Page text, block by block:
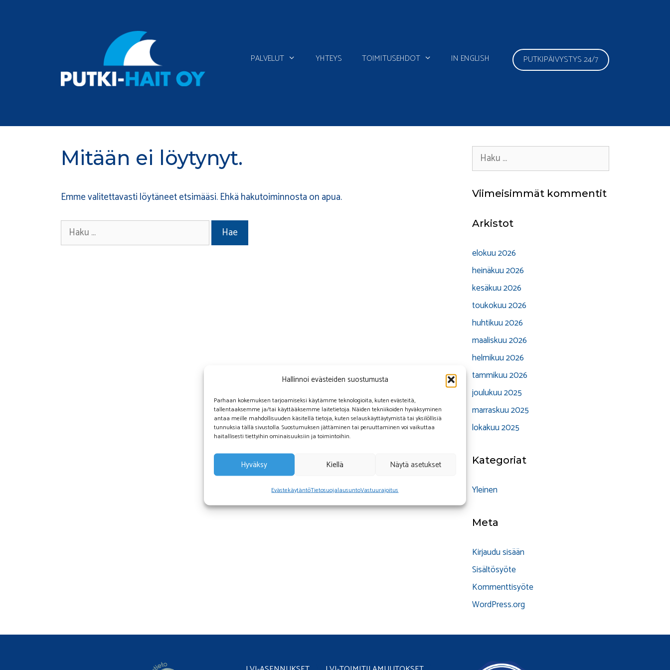
Hallinnoi evästeiden suostumusta
Parhaan kokemuksen tarjoamiseksi käytämme teknologioita, kuten evästeitä,
tallentaaksemme ja/tai käyttääksemme laitetietoja. Näiden tekniikoiden hyväksyminen
antaa meille mahdollisuuden käsitellä tietoja, kuten selauskäyttäytymistä tai yksilöllisiä
tunnuksia tällä sivustolla. Suostumuksen jättäminen tai peruuttaminen voi vaikuttaa
haitallisesti tiettyihin ominaisuuksiin ja toimintoihin.
Hyväksy Kiellä Näytä asetukset
EvästekäytäntöTietosuojalausuntoVastuurajoitus
PALVELUT YHTEYS TOIMITUSEHDOT IN ENGLISH PUTKIPÄIVYSTYS 24/7
Mitään ei löytynyt.
Emme valitettavasti löytäneet etsimääsi. Ehkä hakutoiminnosta on apua.
Haku:
Haku:
Viimeisimmät kommentit
Arkistot
elokuu 2026
heinäkuu 2026
kesäkuu 2026
toukokuu 2026
huhtikuu 2026
maaliskuu 2026
helmikuu 2026
tammikuu 2026
joulukuu 2025
marraskuu 2025
lokakuu 2025
Kategoriat
Yleinen
Meta
Kirjaudu sisään
Sisältösyöte
Kommenttisyöte
WordPress.org